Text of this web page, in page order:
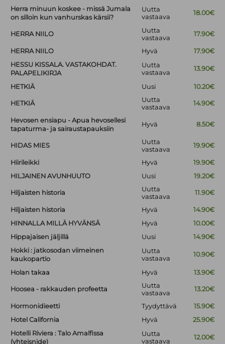
Herra minuun koskee - missä Jumala
on silloin kun vanhurskas kärsii?
Uutta
vastaava
18.00€
HERRA NIILO
Uutta
vastaava
17.90€
HERRA NIILO Hyvä
17.90€
HESSU KISSALA. VASTAKOHDAT.
PALAPELIKIRJA
Uutta
vastaava
13.90€
HETKIÄ Uusi 10.20€
HETKIÄ
Uutta
vastaava
14.90€
Hevosen ensiapu - Apua hevosellesi
tapaturma- ja sairaustapauksiin
Hyvä 8.50€
HIDAS MIES
Uutta
vastaava
19.90€
Hiirileikki Hyvä
19.90€
HILJAINEN AVUNHUUTO
Uusi 19.20€
Hiljaisten historia
Uutta
vastaava
11.90€
Hiljaisten historia Hyvä
14.90€
HINNALLA MILLÄ HYVÄNSÄ
Hyvä
10.00€
Hippajaisen jäljillä
Uusi
14.90€
Hokki : jatkosodan viimeinen
kaukopartio
Uutta
vastaava
10.90€
Holan takaa Hyvä 13.90€
Hoosea - rakkauden profeetta
Uutta
vastaava
13.20€
Hormonidieetti Tyydyttävä
15.90€
Hotel California
Hyvä
25.90€
Hotelli Riviera : Talo Amalfissa
(yhteisnide)
Uutta
vastaava
12.00€